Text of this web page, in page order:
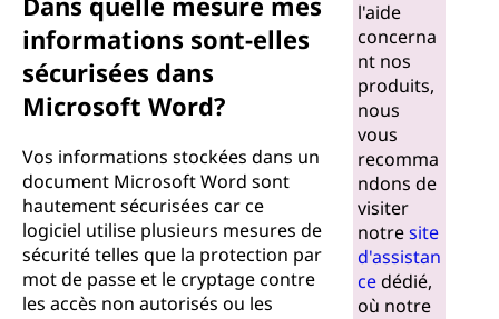
informations sont-elles
sécurisées dans
Microsoft Word?
Vos informations stockées dans un
document Microsoft Word sont
hautement sécurisées car ce
logiciel utilise plusieurs mesures de
sécurité telles que la protection par
mot de passe et le cryptage contre
les accès non autorisés ou les
l'aide
concerna
nt nos
produits,
nous
vous
recomma
ndons de
visiter
notresite
d'assistan
cedédié,
où notre